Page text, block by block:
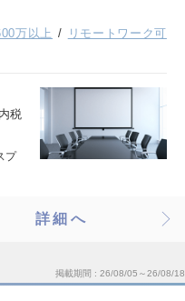
万以上
リモートワーク可
税
プ
詳細へ
掲載期間 26/08/05～26/08/18